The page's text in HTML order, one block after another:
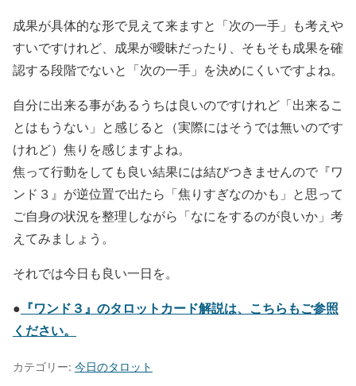
成果が具体的な形で見えて来ますと「次の一手」も考えや
すいですけれど、成果が曖昧だったり、そもそも成果を確
認する段階でないと「次の一手」を決めにくいですよね。
自分に出来る事があるうちは良いのですけれど「出来るこ
とはもうない」と感じると（実際にはそうでは無いのです
けれど）焦りを感じますよね。
焦って行動をしても良い結果には結びつきませんので『ワ
ンド３』が逆位置で出たら「焦りすぎなのかも」と思って
ご自身の状況を整理しながら「なにをするのが良いか」考
えてみましょう。
それでは今日も良い一日を。
● 『ワンド３』のタロットカード解説は、こちらもご参照
ください。
カテゴリー: 今日のタロット